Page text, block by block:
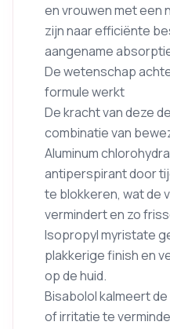
en vrouwen met een
zijn naar efficiënte
aangename
De wetenschap
formule werkt
De kracht van deze
combinatie van
Aluminum
antiperspirant door
te blokkeren, wat de
vermindert en zo
Isopropyl myristate
plakkerige finish en
op de huid.
Bisabolol kalmeert
of irritatie te